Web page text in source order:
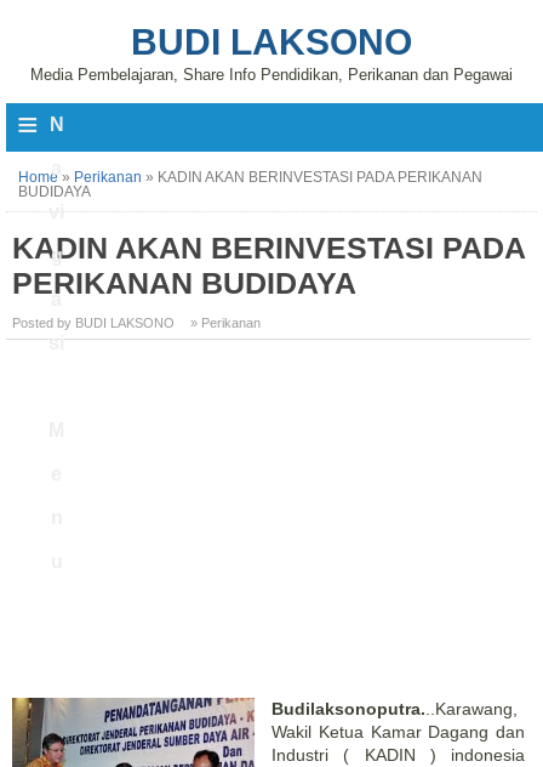
BUDI LAKSONO
Media Pembelajaran, Share Info Pendidikan, Perikanan dan Pegawai
≡ N
vi
g
a
si
Home » Perikanan » KADIN AKAN BERINVESTASI PADA PERIKANAN
BUDIDAYA
KADIN AKAN BERINVESTASI PADA
PERIKANAN BUDIDAYA
Posted by BUDI LAKSONO » Perikanan
Budilaksonoputra. ..Karawang,
Wakil Ketua Kamar Dagang dan
Industri ( KADIN ) indonesia